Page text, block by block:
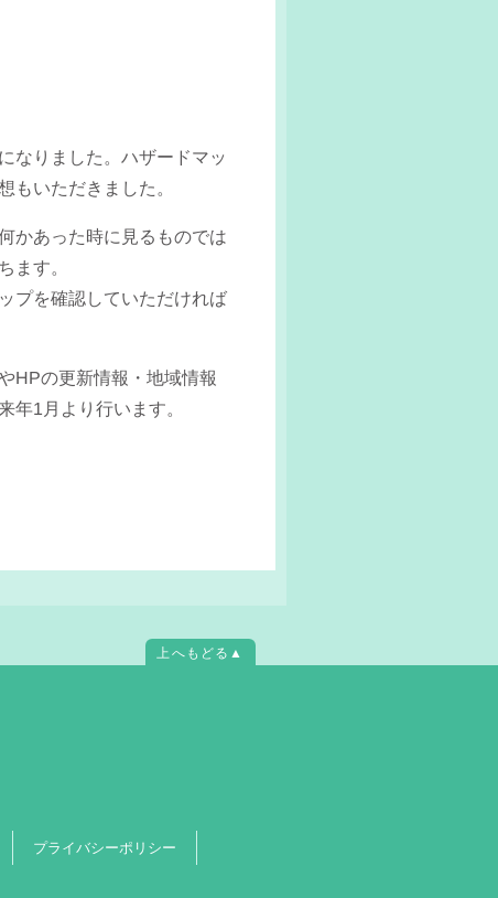
なりました。ハザードマッ
もいただきました。
かあった時に見るものでは
ます。
プを確認していただければ
HPの更新情報・地域情報
年1月より行います。
上へもどる▲
プライバシーポリシー